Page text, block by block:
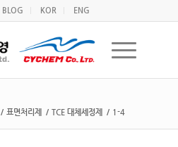
BLOG KOR ENG
/ 표면처리제 / TCE 대체세정제 / 1-4